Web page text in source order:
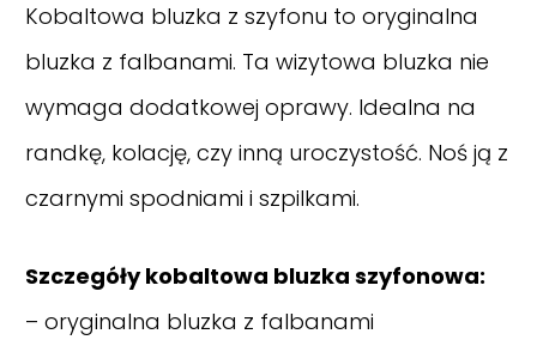
Kobaltowa bluzka z szyfonu to oryginalna
bluzka z falbanami. Ta wizytowa bluzka nie
wymaga dodatkowej oprawy. Idealna na
randkę, kolację, czy inną uroczystość. Noś ją z
czarnymi spodniami i szpilkami.
Szczegóły kobaltowa bluzka szyfonowa:
– oryginalna bluzka z falbanami